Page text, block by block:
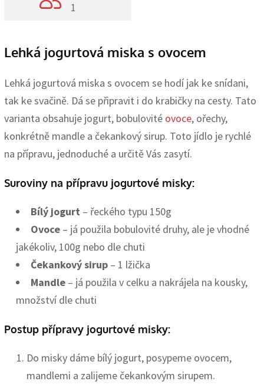
1
Lehká jogurtová miska s ovocem
Lehká jogurtová miska s ovocem se hodí jak ke snídani,
tak ke svačině. Dá se připravit i do krabičky na cesty. Tato
varianta obsahuje jogurt, bobulovité ovoce, ořechy,
konkrétně mandle a čekankový sirup. Toto jídlo je rychlé
na přípravu, jednoduché a určitě Vás zasytí.
Suroviny na přípravu jogurtové misky:
Bílý jogurt – řeckého typu 150g
Ovoce – já použila bobulovité druhy, ale je vhodné
jakékoliv, 100g nebo dle chuti
Čekankový sirup – 1 lžička
Mandle – já použila v celku a nakrájela na kousky,
množství dle chuti
Postup přípravy jogurtové misky:
Do misky dáme bílý jogurt, posypeme ovocem,
mandlemi a zalijeme čekankovým sirupem.